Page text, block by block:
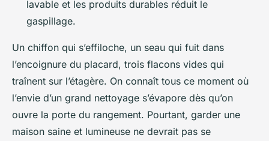
lavable et les produits durables réduit le
gaspillage.
Un chiffon qui s’effiloche, un seau qui fuit dans
l’encoignure du placard, trois flacons vides qui
traînent sur l’étagère. On connaît tous ce moment où
l’envie d’un grand nettoyage s’évapore dès qu’on
ouvre la porte du rangement. Pourtant, garder une
maison saine et lumineuse ne devrait pas se